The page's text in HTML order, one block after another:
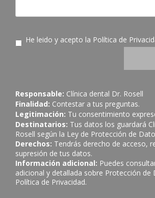
He leido y acepto la Política de
Responsable: Clínica dental Dr. Rosell
Finalidad: Contestar a tus preguntas.
Legitimación: Tu consentimiento
Destinatarios: Tus datos los guardará
Rosell según la Ley de Protección de
Derechos: Tendrás derecho de acceso,
supresión de tus datos.
Información adicional: Puedes
adicional y detallada sobre Protección de
Política de Privacidad.